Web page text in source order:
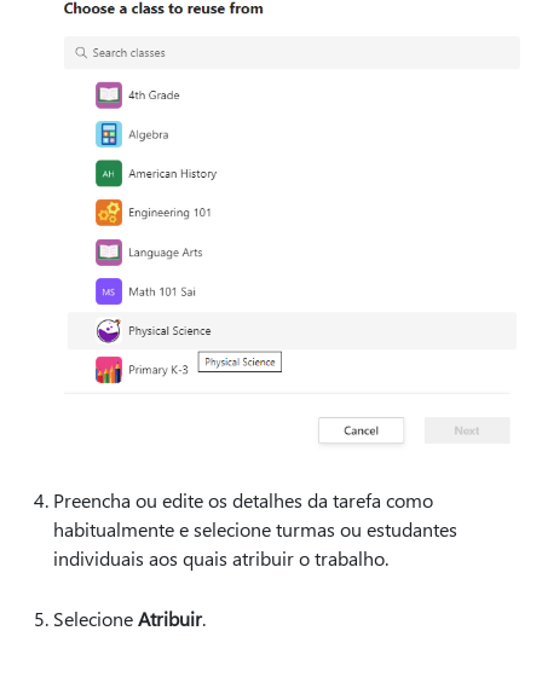
Preencha ou edite os detalhes da tarefa como
habitualmente e selecione turmas ou estudantes
individuais aos quais atribuir o trabalho.
SelecioneAtribuir.